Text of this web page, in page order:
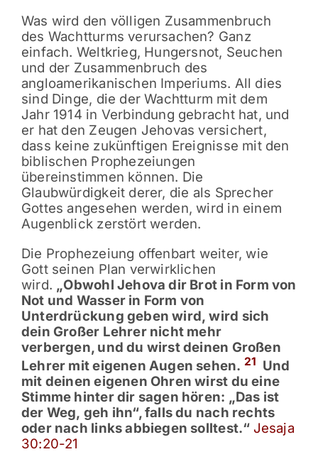
Was wird den völligen Zusammenbruch
des Wachtturms verursachen? Ganz
einfach. Weltkrieg, Hungersnot, Seuchen
und der Zusammenbruch des
angloamerikanischen Imperiums. All dies
sind Dinge, die der Wachtturm mit dem
Jahr 1914 in Verbindung gebracht hat, und
er hat den Zeugen Jehovas versichert,
dass keine zukünftigen Ereignisse mit den
biblischen Prophezeiungen
übereinstimmen können. Die
Glaubwürdigkeit derer, die als Sprecher
Gottes angesehen werden, wird in einem
Augenblick zerstört werden.
Die Prophezeiung offenbart weiter, wie
Gott seinen Plan verwirklichen
wird. „Obwohl Jehova dir Brot in Form von
Not und Wasser in Form von
Unterdrückung geben wird, wird sich
dein Großer Lehrer nicht mehr
verbergen, und du wirst deinen Großen
Lehrer mit eigenen Augen sehen. 21 Und
mit deinen eigenen Ohren wirst du eine
Stimme hinter dir sagen hören: „Das ist
der Weg, geh ihn“, falls du nach rechts
oder nach links abbiegen solltest.“ Jesaja
30:20-21